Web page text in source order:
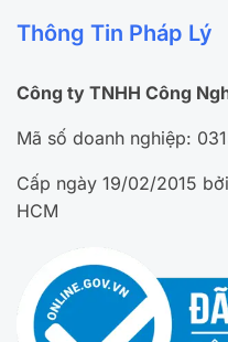
Thông Tin Pháp Lý
Công ty TNHH Công
Mã số doanh nghiệp:
Cấp ngày 19/02/2015
HCM